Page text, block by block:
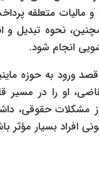
متعلقه
نحوه تبدیل و
انجام شود.
به حوزه
او را در مسیر
حقوقی،
افراد بسیار مؤثر